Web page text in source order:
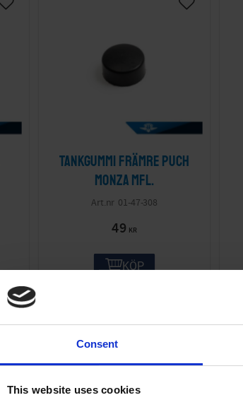
Consent
This website uses cookies
Tankgummi främre Puch
Monza mfl.
01-47-308
49 KR
KÖP